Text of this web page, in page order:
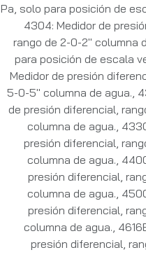
Pa, solo para posición de
4304: Medidor de
rango de 2-0-2" columna
para posición de escala
Medidor de presión
5-0-5" columna de agua.
de presión diferencial,
columna de agua.
presión diferencial,
columna de agua.
presión diferencial,
columna de agua.
presión diferencial,
columna de agua.
presión diferencial,